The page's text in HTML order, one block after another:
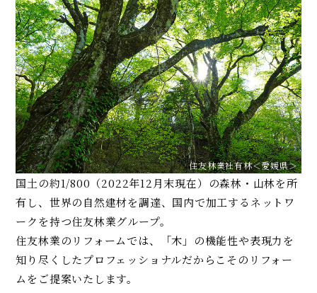
住友林業社有林＜愛媛県＞
国土の約1/800（2022年12月末現在）の森林・山林を所
有し、世界の自然建材を調達、国内で加工するネットワ
ークを持つ住友林業グループ。
住友林業のリフォームでは、「木」の機能性や表現力を
知り尽くしたプロフェッショナルだからこそのリフォー
ムをご提案いたします。